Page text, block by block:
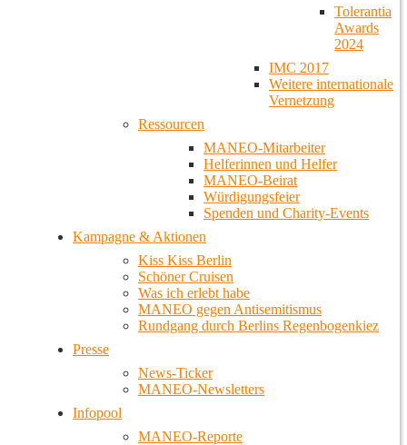
Tolerantia
Awards
2024
IMC 2017
Weitere internationale
Vernetzung
Ressourcen
MANEO-Mitarbeiter
Helferinnen und Helfer
MANEO-Beirat
Würdigungsfeier
Spenden und Charity-Events
Kampagne & Aktionen
Kiss Kiss Berlin
Schöner Cruisen
Was ich erlebt habe
MANEO gegen Antisemitismus
Rundgang durch Berlins Regenbogenkiez
Presse
News-Ticker
MANEO-Newsletters
Infopool
MANEO-Reporte